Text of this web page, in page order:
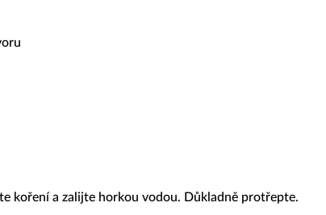
koření a zalijte horkou vodou. Důkladně protřepte.